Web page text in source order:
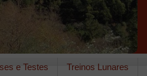
e Testes Treinos Lunares